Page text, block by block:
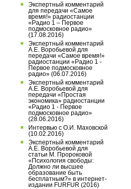
Экспертный комментарий
для передачи «Самое
время!» радиостанции
«Радио 1 – Первое
подмосковное радио»
(17.08.2016)
Экспертный комментарий
А.Е. Воробьевой для
передачи «Самое время!»
радиостанции «Радио 1 -
Первое подмосковное
радио» (06.07.2016)
Экспертный комментарий
А.Е. Воробьевой для
передачи «Простая
экономика» радиостанции
«Радио 1 - Первое
подмосковное радио»
(28.06.2016)
Интервью с О.И. Маховской
(10.02.2016)
Экспертный комментарий
А.Е. Воробьевой для
статьи М. Пророковой
«Психология свободы:
Должно ли высшее
образование быть
бесплатным?» в интернет-
издании FURFUR (2016)